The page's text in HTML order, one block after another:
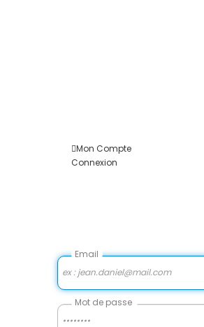
Mon Compte
Connexion
Email
Mot de passe